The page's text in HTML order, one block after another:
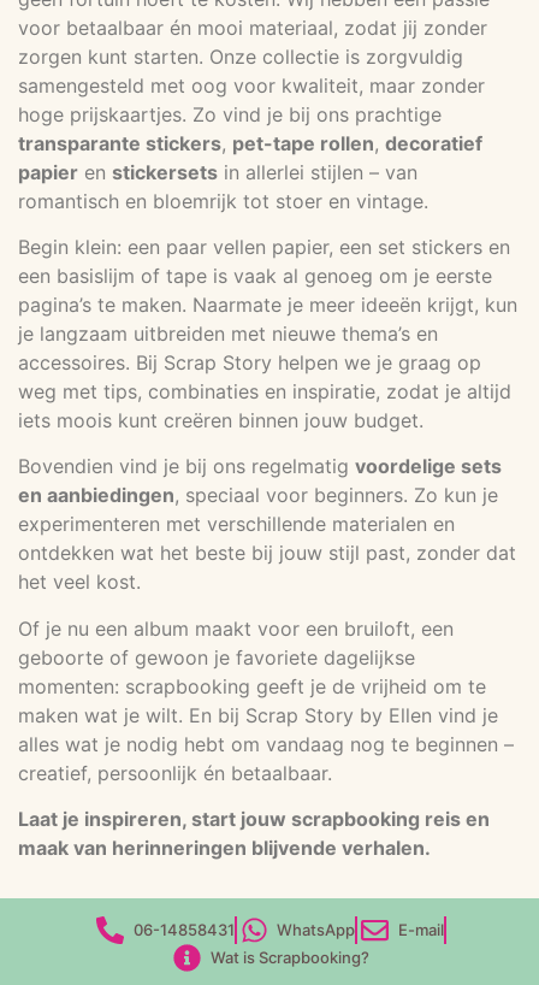
voor betaalbaar én mooi materiaal, zodat jij zonder
zorgen kunt starten. Onze collectie is zorgvuldig
samengesteld met oog voor kwaliteit, maar zonder
hoge prijskaartjes. Zo vind je bij ons prachtige
transparante stickers, pet-tape rollen, decoratief
papier en stickersets in allerlei stijlen – van
romantisch en bloemrijk tot stoer en vintage.
Begin klein: een paar vellen papier, een set stickers en
een basislijm of tape is vaak al genoeg om je eerste
pagina’s te maken. Naarmate je meer ideeën krijgt, kun
je langzaam uitbreiden met nieuwe thema’s en
accessoires. Bij Scrap Story helpen we je graag op
weg met tips, combinaties en inspiratie, zodat je altijd
iets moois kunt creëren binnen jouw budget.
Bovendien vind je bij ons regelmatig voordelige sets
en aanbiedingen, speciaal voor beginners. Zo kun je
experimenteren met verschillende materialen en
ontdekken wat het beste bij jouw stijl past, zonder dat
het veel kost.
Of je nu een album maakt voor een bruiloft, een
geboorte of gewoon je favoriete dagelijkse
momenten: scrapbooking geeft je de vrijheid om te
maken wat je wilt. En bij Scrap Story by Ellen vind je
alles wat je nodig hebt om vandaag nog te beginnen –
creatief, persoonlijk én betaalbaar.
Laat je inspireren, start jouw scrapbooking reis en
maak van herinneringen blijvende verhalen.
06-14858431 WhatsApp
E-mail
Wat is Scrapbooking?